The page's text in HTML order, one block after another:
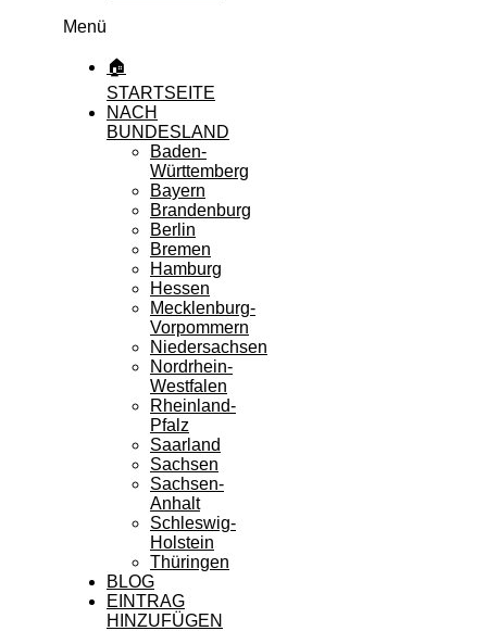
Menü
🏠
STARTSEITE
NACH
BUNDESLAND
Baden-
Württemberg
Bayern
Brandenburg
Berlin
Bremen
Hamburg
Hessen
Mecklenburg-
Vorpommern
Niedersachsen
Nordrhein-
Westfalen
Rheinland-
Pfalz
Saarland
Sachsen
Sachsen-
Anhalt
Schleswig-
Holstein
Thüringen
BLOG
EINTRAG
HINZUFÜGEN